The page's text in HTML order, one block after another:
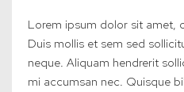
Lorem ipsum dolor sit amet,
Duis mollis et sem sed
neque. Aliquam hendrerit
mi accumsan nec. Quisque